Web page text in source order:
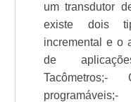
um transdutor
existe dois
incremental e o
de
Tacômetros;-